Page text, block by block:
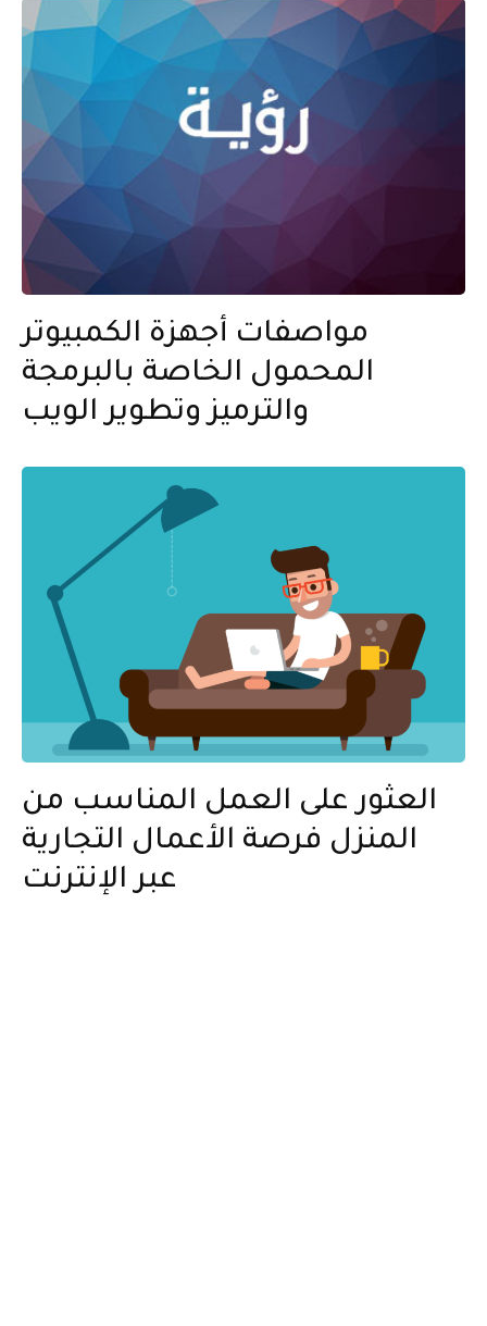
مواصفات أجهزة الكمبيوتر
المحمول الخاصة بالبرمجة
والترميز وتطوير الويب
العثور على العمل المناسب من
المنزل فرصة الأعمال التجارية
عبر الإنترنت